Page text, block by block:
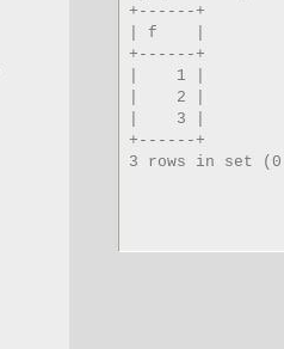
+------+
| f    |
+------+
|    1 |
|    2 |
|    3 |
+------+
3 rows in set